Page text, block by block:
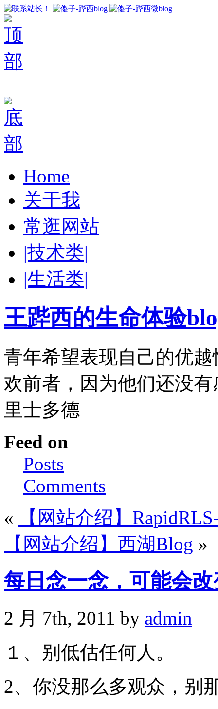
Home
关于我
常逛网站
|技术类|
|生活类|
王跸西的生命体验
青年希望表现自己的优
欢前者，因为他们还没
里士多德
Feed on
Posts
Comments
«
【网站介绍】
【网站介绍】西湖Blog »
每日念一念，可能会
2 月 7th, 2011 by admin
１、别低估任何人。
2、你没那么多观众，别